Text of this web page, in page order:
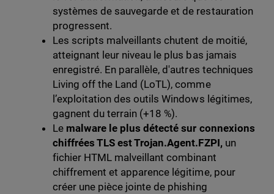
systèmes de sauvegarde et de restauration
progressent.
Les scripts malveillants chutent de moitié,
atteignant leur niveau le plus bas jamais
enregistré. En parallèle, d'autres techniques
Living off the Land (LoTL), comme
l’exploitation des outils Windows légitimes,
gagnent du terrain (+18 %).
Le malware le plus détecté sur connexions
chiffrées TLS est Trojan.Agent.FZPI, un
fichier HTML malveillant combinant
chiffrement et apparence légitime, pour
créer une pièce jointe de phishing